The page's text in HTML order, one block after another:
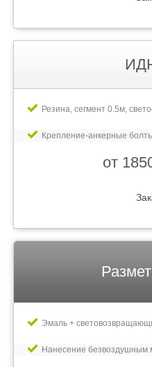
Резина, сегмент 0.5м,
Крепление-анкерные
от
Эмаль +
Нанесение безвоздушным